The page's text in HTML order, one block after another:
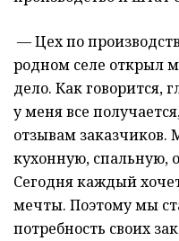
— Цех по
родном селе открыл
дело. Как говорится,
у меня все
отзывам заказчиков.
кухонную, спальную,
Сегодня каждый
мечты. Поэтому мы
потребность своих